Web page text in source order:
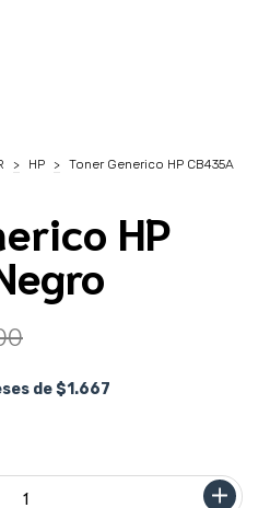
> HP > Toner Generico HP CB435A
HP
de$1.667